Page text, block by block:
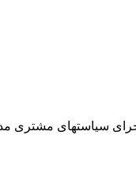
سیاستهای مشتری